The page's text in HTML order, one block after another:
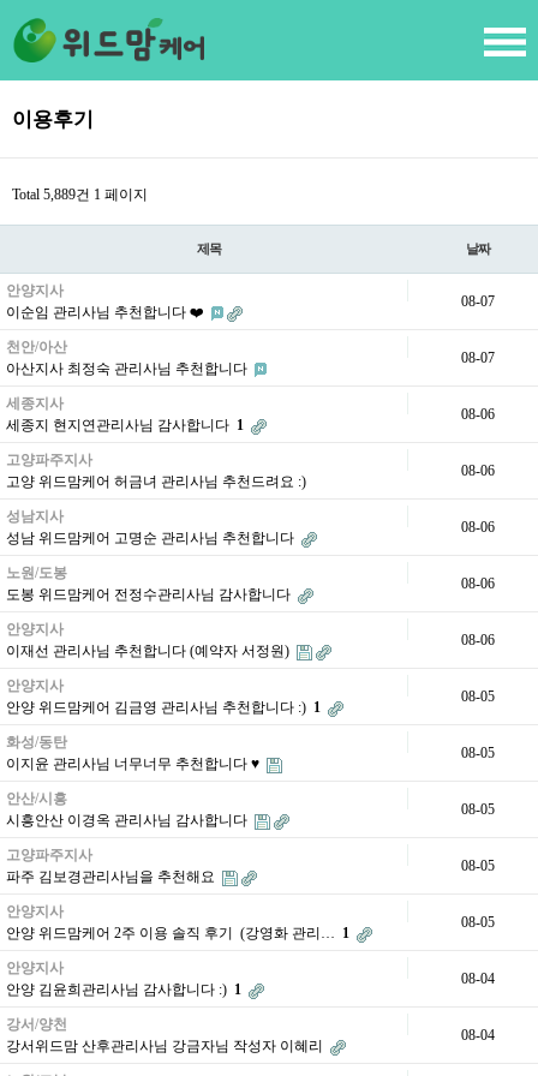
이용후기
Total 5,889건 1 페이지
제목 날짜
안양지사
이순임 관리사님 추천합니다 ❤️
08-07
천안/아산
아산지사 최정숙 관리사님 추천합니다
08-07
세종지사
세종지 현지연관리사님 감사합니다 1
08-06
고양파주지사
고양 위드맘케어 허금녀 관리사님 추천드려요 :)
08-06
성남지사
성남 위드맘케어 고명순 관리사님 추천합니다
08-06
노원/도봉
도봉 위드맘케어 전정수관리사님 감사합니다
08-06
안양지사
이재선 관리사님 추천합니다 (예약자 서정원)
08-06
안양지사
안양 위드맘케어 김금영 관리사님 추천합니다 :) 1
08-05
화성/동탄
이지윤 관리사님 너무너무 추천합니다 ♥
08-05
안산/시흥
시흥안산 이경옥 관리사님 감사합니다
08-05
고양파주지사
파주 김보경관리사님을 추천해요
08-05
안양지사
안양 위드맘케어 2주 이용 솔직 후기 (강영화 관리… 1
08-05
안양지사
안양 김윤희관리사님 감사합니다 :) 1
08-04
강서/양천
강서위드맘 산후관리사님 강금자님 작성자 이혜리
08-04